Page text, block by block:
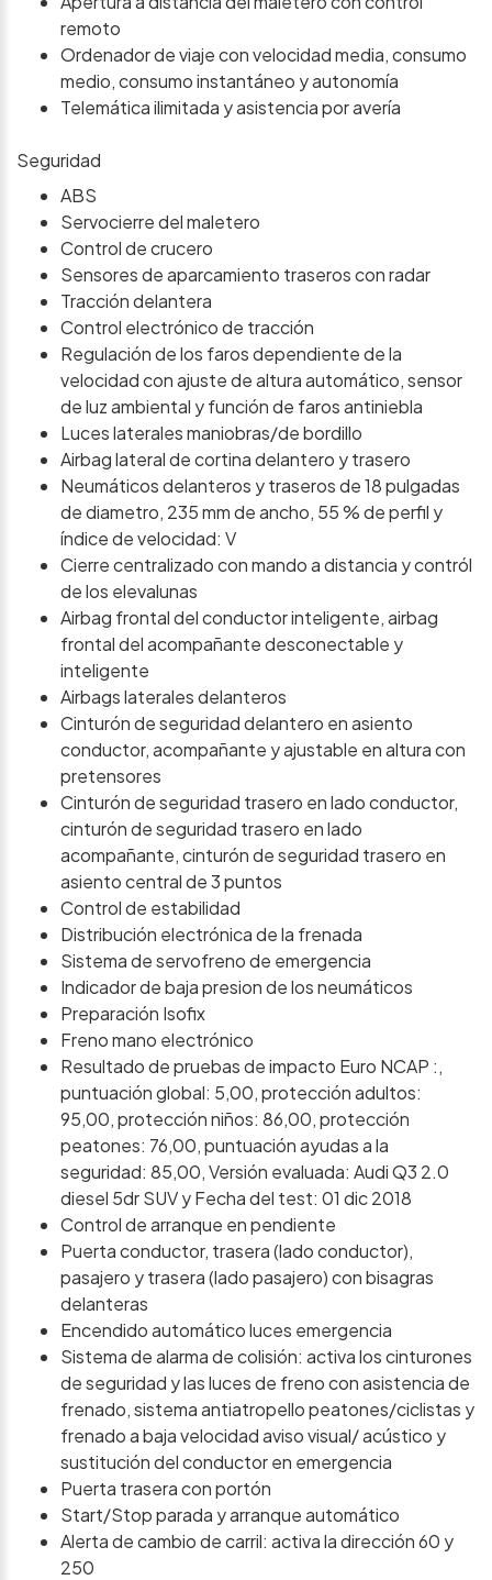
remoto
Ordenador de viaje con velocidad media, consumo
medio, consumo instantáneo y autonomía
Telemática ilimitada y asistencia por avería
Seguridad
ABS
Servocierre del maletero
Control de crucero
Sensores de aparcamiento traseros con radar
Tracción delantera
Control electrónico de tracción
Regulación de los faros dependiente de la
velocidad con ajuste de altura automático, sensor
de luz ambiental y función de faros antiniebla
Luces laterales maniobras/de bordillo
Airbag lateral de cortina delantero y trasero
Neumáticos delanteros y traseros de 18 pulgadas
de diametro, 235 mm de ancho, 55 % de perfil y
índice de velocidad: V
Cierre centralizado con mando a distancia y contról
de los elevalunas
Airbag frontal del conductor inteligente, airbag
frontal del acompañante desconectable y
inteligente
Airbags laterales delanteros
Cinturón de seguridad delantero en asiento
conductor, acompañante y ajustable en altura con
pretensores
Cinturón de seguridad trasero en lado conductor,
cinturón de seguridad trasero en lado
acompañante, cinturón de seguridad trasero en
asiento central de 3 puntos
Control de estabilidad
Distribución electrónica de la frenada
Sistema de servofreno de emergencia
Indicador de baja presion de los neumáticos
Preparación Isofix
Freno mano electrónico
Resultado de pruebas de impacto Euro NCAP :,
puntuación global: 5,00, protección adultos:
95,00, protección niños: 86,00, protección
peatones: 76,00, puntuación ayudas a la
seguridad: 85,00, Versión evaluada: Audi Q3 2.0
diesel 5dr SUV y Fecha del test: 01 dic 2018
Control de arranque en pendiente
Puerta conductor, trasera (lado conductor),
pasajero y trasera (lado pasajero) con bisagras
delanteras
Encendido automático luces emergencia
Sistema de alarma de colisión: activa los cinturones
de seguridad y las luces de freno con asistencia de
frenado, sistema antiatropello peatones/ciclistas y
frenado a baja velocidad aviso visual/ acústico y
sustitución del conductor en emergencia
Puerta trasera con portón
Start/Stop parada y arranque automático
Alerta de cambio de carril: activa la dirección 60 y
250